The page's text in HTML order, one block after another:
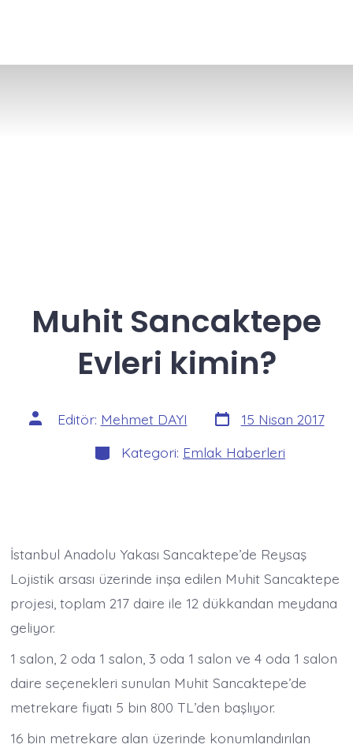
Muhit Sancaktepe
Evleri kimin?
Yazının
yazarı
Editör: Mehmet DAYI Yazı
tarihi
15 Nisan 2017
Kategoriler
Kategori: Emlak Haberleri
İstanbul Anadolu Yakası Sancaktepe’de Reysaş
Lojistik arsası üzerinde inşa edilen Muhit Sancaktepe
projesi, toplam 217 daire ile 12 dükkandan meydana
geliyor.
1 salon, 2 oda 1 salon, 3 oda 1 salon ve 4 oda 1 salon
daire seçenekleri sunulan Muhit Sancaktepe’de
metrekare fiyatı 5 bin 800 TL’den başlıyor.
16 bin metrekare alan üzerinde konumlandırılan